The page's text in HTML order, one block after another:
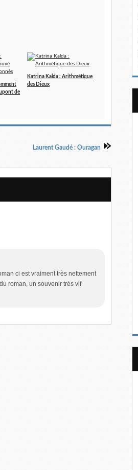
de
Katrina Kalda : Arithmétique
des Dieux
Laurent Gaudé : Ouragan
ci est vraiment très nettement
roman, un souvenir très vif